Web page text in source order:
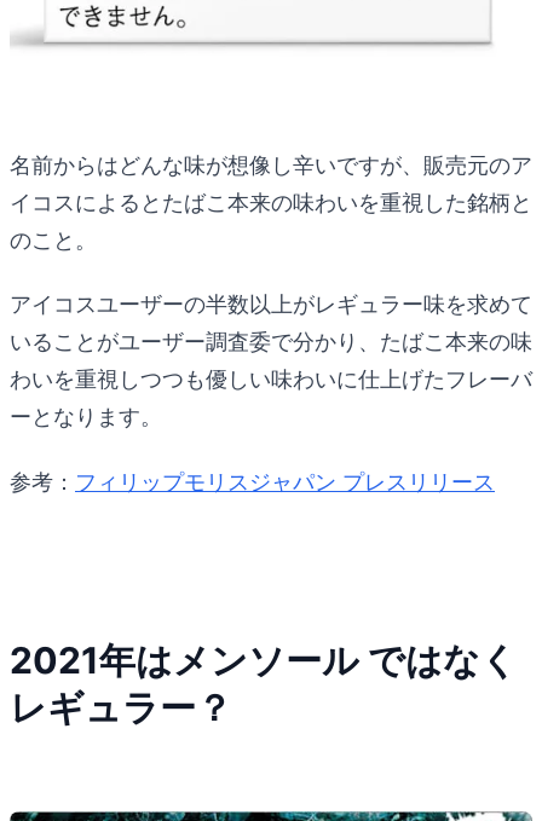
名前からはどんな味が想像し辛いですが、販売元のア
イコスによるとたばこ本来の味わいを重視した銘柄と
のこと。
アイコスユーザーの半数以上がレギュラー味を求めて
いることがユーザー調査委で分かり、たばこ本来の味
わいを重視しつつも優しい味わいに仕上げたフレーバ
ーとなります。
参考： フィリップモリスジャパン プレスリリース
2021年はメンソール ではなく
レギュラー？